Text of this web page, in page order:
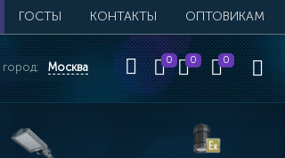
ГОСТЫ КОНТАКТЫ ОПТОВИКАМ
город: Москва
0 0 0